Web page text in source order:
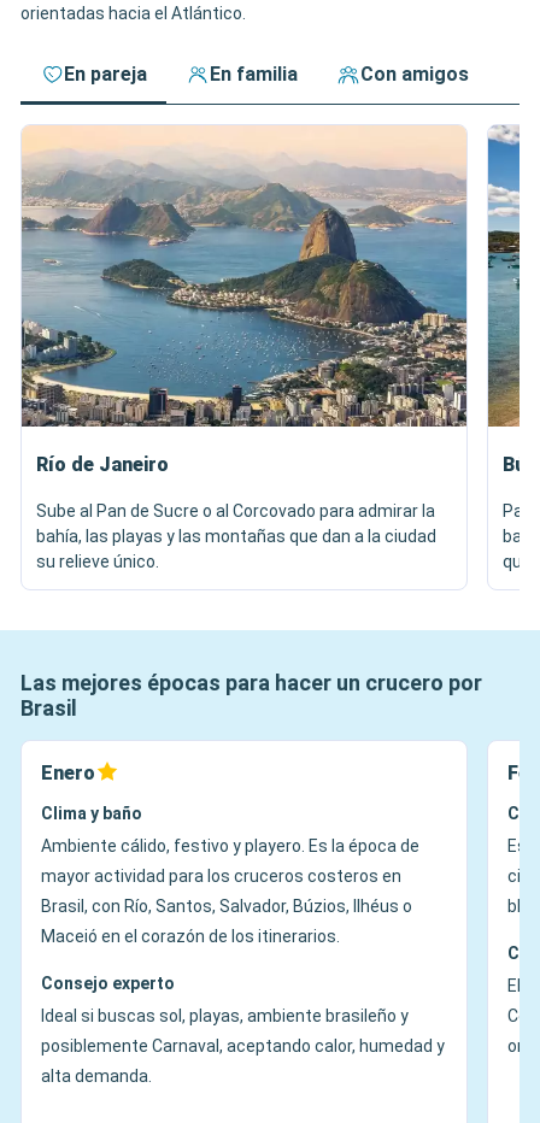
orientadas hacia el Atlántico.
En pareja En familia Con amigos
Río de Janeiro
Sube al Pan de Sucre o al Corcovado para admirar la
bahía, las playas y las montañas que dan a la ciudad
su relieve único.
que
Las mejores épocas para hacer un crucero por
Brasil
Enero
Clima y baño
Ambiente cálido, festivo y playero. Es la época de
mayor actividad para los cruceros costeros en
Brasil, con Río, Santos, Salvador, Búzios, Ilhéus o
Maceió en el corazón de los itinerarios.
Consejo experto
Ideal si buscas sol, playas, ambiente brasileño y
posiblemente Carnaval, aceptando calor, humedad y
alta demanda.
Es